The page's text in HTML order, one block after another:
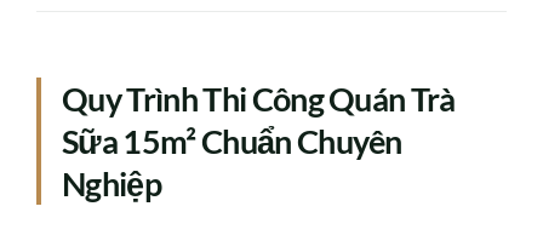
Quy Trình Thi Công Quán Trà
Sữa 15m² Chuẩn Chuyên
Nghiệp